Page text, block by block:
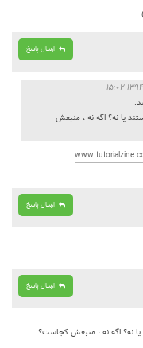
ارسال پاسخ
یا نه؟ اگه نه ، منبعش
ارسال پاسخ
ارسال پاسخ
نه؟ اگه نه ، منبعش کجاست؟